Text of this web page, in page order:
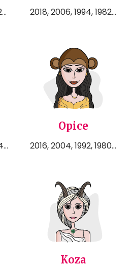
2018, 2006, 1994, 1982...
Opice
2016, 2004, 1992, 1980...
Koza